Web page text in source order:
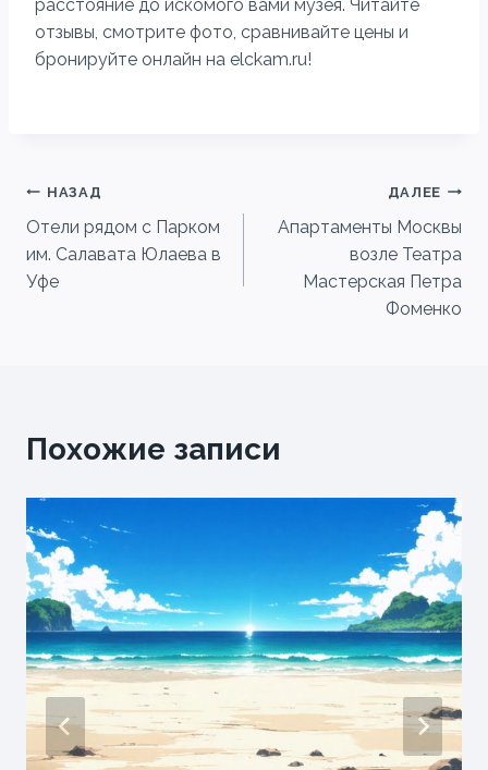
расстояние до искомого вами музея. Читайте
отзывы, смотрите фото, сравнивайте цены и
бронируйте онлайн на elckam.ru!
Навигация
по
записям
НАЗАД
Отели рядом с Парком
им. Салавата Юлаева в
Уфе
ДАЛЕЕ
Апартаменты Москвы
возле Театра
Мастерская Петра
Фоменко
Похожие записи